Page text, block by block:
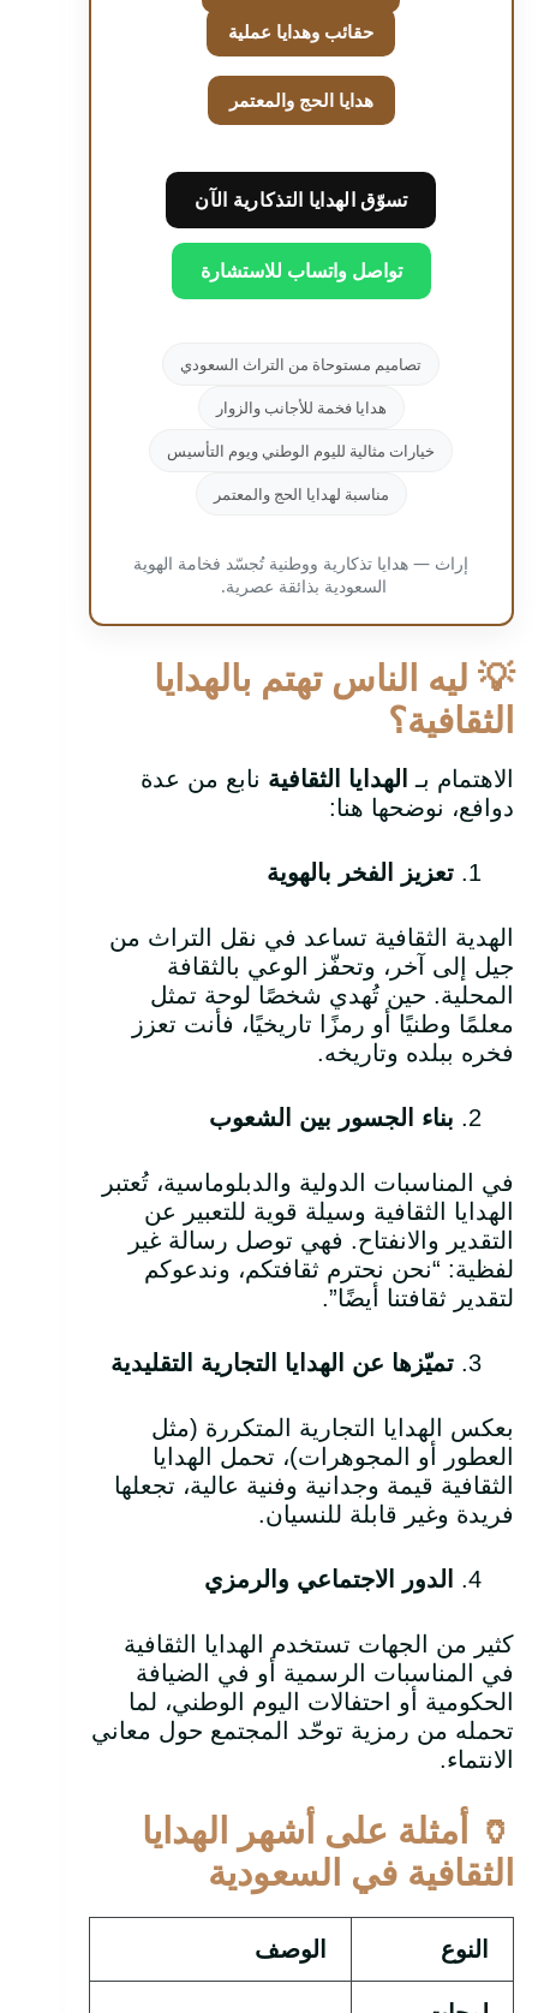
حقائب وهدايا عملية
هدايا الحج والمعتمر
تسوّق الهدايا التذكارية الآن
تواصل واتساب للاستشارة
تصاميم مستوحاة من التراث السعودي
هدايا فخمة للأجانب والزوار
خيارات مثالية لليوم الوطني ويوم التأسيس
مناسبة لهدايا الحج والمعتمر
إراث — هدايا تذكارية ووطنية تُجسّد فخامة الهوية
السعودية بذائقة عصرية.
💡 ليه الناس تهتم بالهدايا
الثقافية؟
الاهتمام بـ الهدايا الثقافية نابع من عدة
دوافع، نوضحها هنا:
تعزيز الفخر بالهوية
الهدية الثقافية تساعد في نقل التراث من
جيل إلى آخر، وتحفّز الوعي بالثقافة
المحلية. حين تُهدي شخصًا لوحة تمثل
معلمًا وطنيًا أو رمزًا تاريخيًا، فأنت تعزز
فخره ببلده وتاريخه.
بناء الجسور بين الشعوب
في المناسبات الدولية والدبلوماسية، تُعتبر
الهدايا الثقافية وسيلة قوية للتعبير عن
التقدير والانفتاح. فهي توصل رسالة غير
لفظية: “نحن نحترم ثقافتكم، وندعوكم
لتقدير ثقافتنا أيضًا”.
تميّزها عن الهدايا التجارية التقليدية
بعكس الهدايا التجارية المتكررة (مثل
العطور أو المجوهرات)، تحمل الهدايا
الثقافية قيمة وجدانية وفنية عالية، تجعلها
فريدة وغير قابلة للنسيان.
الدور الاجتماعي والرمزي
كثير من الجهات تستخدم الهدايا الثقافية
في المناسبات الرسمية أو في الضيافة
الحكومية أو احتفالات اليوم الوطني، لما
تحمله من رمزية توحّد المجتمع حول معاني
الانتماء.
🏺
أمثلة على أشهر الهدايا
الثقافية في السعودية
النوع الوصف